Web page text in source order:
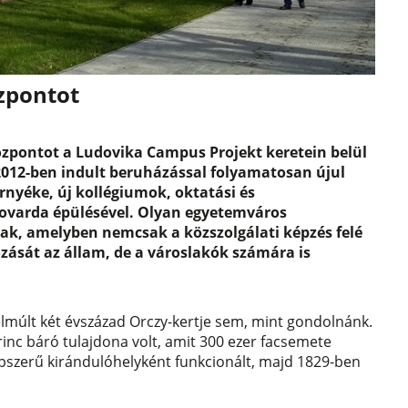
a Ludovika Campus Projekt keretein belül
ben indult beruházással folyamatosan újul
új kollégiumok, oktatási és
épülésével. Olyan egyetemváros
amelyben nemcsak a közszolgálati képzés felé
az állam, de a városlakók számára is
két évszázad Orczy-kertje sem, mint gondolnánk.
báró tulajdona volt, amit 300 ezer facsemete
kirándulóhelyként funkcionált, majd 1829-ben